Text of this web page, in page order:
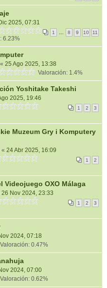
2025, 07:31
1 8 9 10 11
6.23%
« 25 Ago 2025, 13:38
Valoración: 1.4%
Yoshitake Takeshi
2025, 19:46
1 2 3
Muzeum Gry i Komputery
« 24 Abr 2025, 16:09
1 2
Videojuego OXO Málaga
26 Nov 2024, 23:33
1 2 3
2024, 07:18
Valoración: 0.47%
2024, 07:00
Valoración: 0.62%